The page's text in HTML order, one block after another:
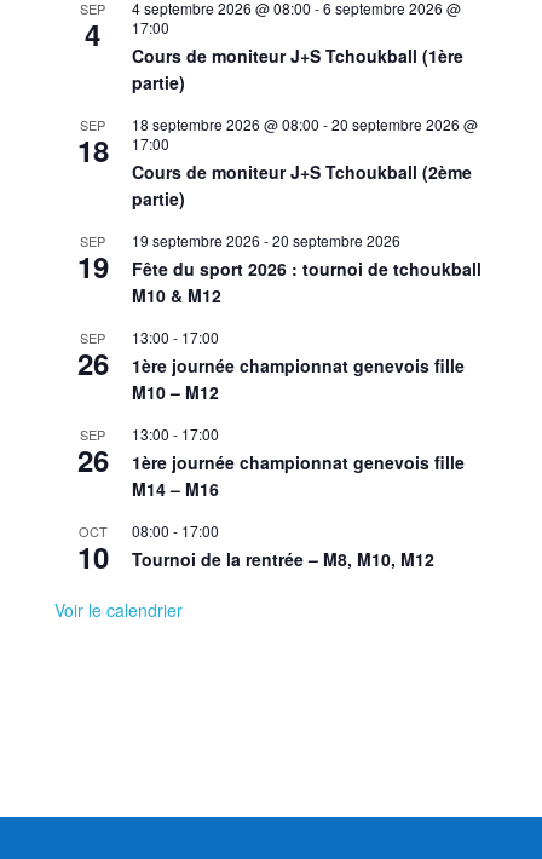
SEP
4
4 septembre 2026 @ 08:00 -6 septembre 2026 @
17:00
Cours de moniteur J+S Tchoukball (1ère
partie)
SEP
18
18 septembre 2026 @ 08:00 -20 septembre 2026 @
17:00
Cours de moniteur J+S Tchoukball (2ème
partie)
SEP
19
19 septembre 2026 -20 septembre 2026
Fête du sport 2026 : tournoi de tchoukball
M10 & M12
SEP
26
13:00 - 17:00
1ère journée championnat genevois fille
M10 – M12
SEP
26
13:00 - 17:00
1ère journée championnat genevois fille
M14 – M16
OCT
10
08:00 - 17:00
Tournoi de la rentrée – M8, M10, M12
Voir le calendrier